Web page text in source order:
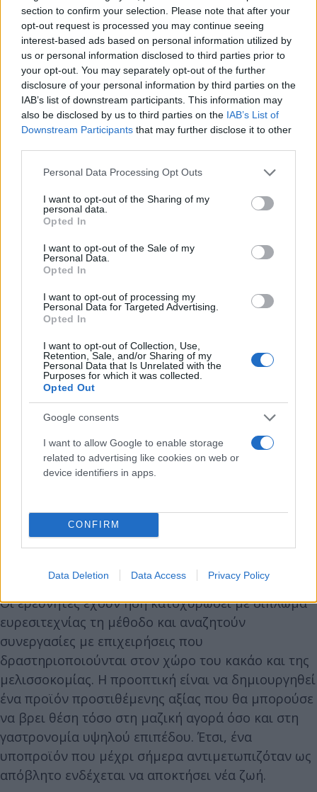
section to confirm your selection. Please note that after your
opt-out request is processed you may continue seeing
interest-based ads based on personal information utilized by
us or personal information disclosed to third parties prior to
your opt-out. You may separately opt-out of the further
disclosure of your personal information by third parties on the
IAB’s list of downstream participants. This information may
also be disclosed by us to third parties on the IAB’s List of
Downstream Participants that may further disclose it to other
Please note that this website/app uses one or more Google
not limited to your visit or usage behaviour. You may click to
grant or deny consent to Google and its third-party tags to
use your data for below specified purposes in below Google
consent section.
Personal Data Processing Opt Outs
I want to opt-out of the Sharing of my
personal data.
Opted In
I want to opt-out of the Sale of my
Personal Data.
Opted In
I want to opt-out of processing my
Personal Data for Targeted Advertising.
Opted In
I want to opt-out of Collection, Use,
Retention, Sale, and/or Sharing of my
Personal Data that Is Unrelated with the
Purposes for which it was collected.
Opted Out
Google consents
I want to allow Google to enable storage
related to advertising like cookies on web or
device identifiers in apps.
CONFIRM
Data Deletion Data Access Privacy Policy
Ιδιαίτερο ενδιαφέρον έχει και η επιλογή του μελιού
από άκεντρες μέλισσες (Meliponini) της Βραζιλίας.
Σε αντίθεση με το μέλι της Apis mellifera
δωματίου, το μέλι των τοπικών ειδών έχει
μεγαλύτερη περιεκτικότητα σε νερό και
χαμηλότερο ιξώδες. Αυτό το καθιστά
δοκίμασαν πέντε διαφορετικά είδη μελισσών,
προσαρμόζοντας τη μέθοδο ώστε να μπορεί να
εφαρμοστεί σε ποικίλες τοπικές συνθήκες.
Βιωσιμότητα και εμπορικές προοπτικές
Πέρα από τη γεύση και τη διατροφική αξία, η
ομάδα αξιολόγησε και το περιβαλλοντικό
αποτύπωμα της διαδικασίας. Με τη βοήθεια
ειδικού λογισμικού που αναπτύχθηκε στο
πανεπιστήμιο, εξετάστηκε η συμμόρφωση με τις
αρχές της «πράσινης χημείας», όπως η μείωση
Η χρήση ενός τοπικού, έτοιμου προς κατανάλωση
διαλύτη, του μελιού, αναδείχθηκε ως βασικό
Οι ερευνητές έχουν ήδη κατοχυρώσει με δίπλωμα
ευρεσιτεχνίας τη μέθοδο και αναζητούν
συνεργασίες με επιχειρήσεις που
δραστηριοποιούνται στον χώρο του κακάο και της
μελισσοκομίας. Η προοπτική είναι να δημιουργηθεί
ένα προϊόν προστιθέμενης αξίας που θα μπορούσε
να βρει θέση τόσο στη μαζική αγορά όσο και στη
γαστρονομία υψηλού επιπέδου. Έτσι, ένα
υποπροϊόν που μέχρι σήμερα αντιμετωπιζόταν ως
απόβλητο ενδέχεται να αποκτήσει νέα ζωή.